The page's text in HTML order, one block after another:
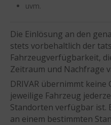
uvm.
Die Einlösung an den
stets vorbehaltlich der
Fahrzeugverfügbarkeit,
Zeitraum und Nachfrage
DRIVAR übernimmt keine
jeweilige Fahrzeug
Standorten verfügbar ist.
an einem bestimmten